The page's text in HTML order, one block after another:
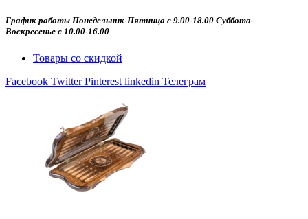
График работы Понедельник-Пятница с 9.00-18.00 Суббота-
Воскресенье с 10.00-16.00
Товары со скидкой
Facebook Twitter Pinterest linkedin Телеграм